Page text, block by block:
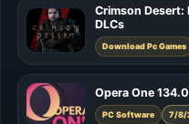
Crimson Desert:
DLCs
Download Pc Games
Opera One
PC Software 7/8/